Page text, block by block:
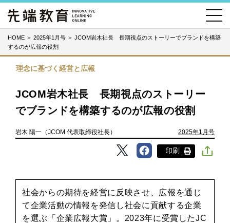
HOME ＞ 2025年1月号 ＞ JCOM岩木社長 長期視点のストーリーでブランドを構築
するのが広報の役割
理念に基づく経営と広報
JCOM岩木社長 長期視点のストーリー
でブランドを構築するのが広報の役割
岩木 陽一（JCOM 代表取締役社長） 2025年1月号
印刷
社会からの期待を経営に反映させ、広報を通じ
て企業活動の情報を発信し社会に貢献する企業
を選ぶ「企業広報大賞」。2023年に受賞したJC